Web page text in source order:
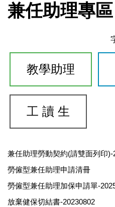
兼任助理專區
教學助理
工 讀 生
兼任助理勞動契約(請雙面列印)-
勞僱型兼任助理申請清冊
勞僱型兼任助理加保申請單-
放棄健保切結書-20230802